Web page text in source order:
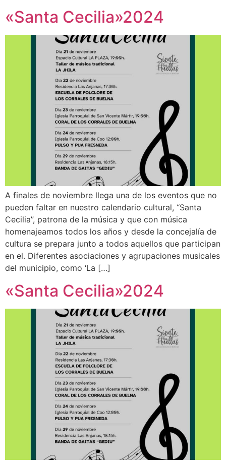
«Santa Cecilia»2024
A finales de noviembre llega una de los eventos que no
pueden faltar en nuestro calendario cultural, “Santa
Cecilia”, patrona de la música y que con música
homenajeamos todos los años y desde la concejalía de
cultura se prepara junto a todos aquellos que participan
en el. Diferentes asociaciones y agrupaciones musicales
del municipio, como ‘La […]
«Santa Cecilia»2024